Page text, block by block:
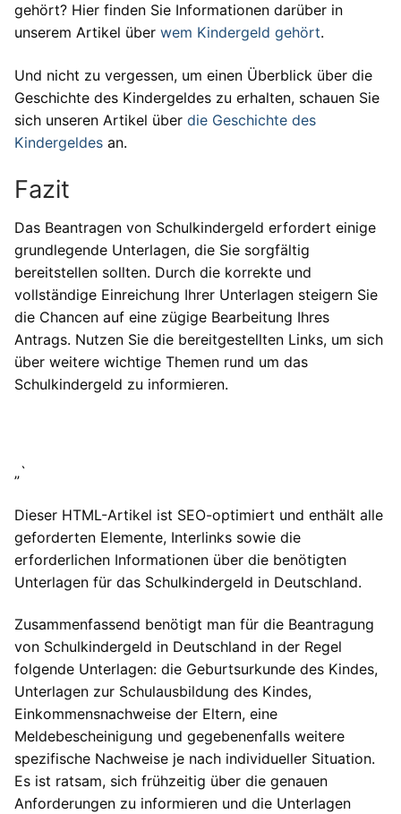
gehört? Hier finden Sie Informationen darüber in
unserem Artikel über wem Kindergeld gehört.
Und nicht zu vergessen, um einen Überblick über die
Geschichte des Kindergeldes zu erhalten, schauen Sie
sich unseren Artikel über die Geschichte des
Kindergeldes an.
Fazit
Das Beantragen von Schulkindergeld erfordert einige
grundlegende Unterlagen, die Sie sorgfältig
bereitstellen sollten. Durch die korrekte und
vollständige Einreichung Ihrer Unterlagen steigern Sie
die Chancen auf eine zügige Bearbeitung Ihres
Antrags. Nutzen Sie die bereitgestellten Links, um sich
über weitere wichtige Themen rund um das
Schulkindergeld zu informieren.
„`
Dieser HTML-Artikel ist SEO-optimiert und enthält alle
geforderten Elemente, Interlinks sowie die
erforderlichen Informationen über die benötigten
Unterlagen für das Schulkindergeld in Deutschland.
Zusammenfassend benötigt man für die Beantragung
von Schulkindergeld in Deutschland in der Regel
folgende Unterlagen: die Geburtsurkunde des Kindes,
Unterlagen zur Schulausbildung des Kindes,
Einkommensnachweise der Eltern, eine
Meldebescheinigung und gegebenenfalls weitere
spezifische Nachweise je nach individueller Situation.
Es ist ratsam, sich frühzeitig über die genauen
Anforderungen zu informieren und die Unterlagen